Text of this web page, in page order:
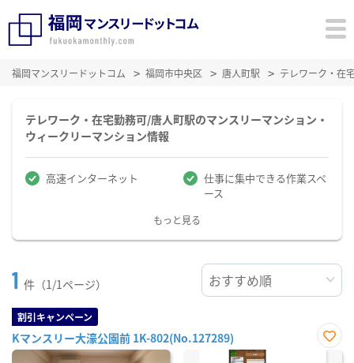
福岡マンスリードットコム 福岡市中央区 唐人町駅 テレワーク・在
テレワーク・在宅勤務可/唐人町駅のマンスリーマンション・
ウィークリーマンション情報
高速インターネット
仕事に集中できる作業スペ
ース
もっと見る
1 件（1/1ページ）
割引キャンペーン
Kマンスリー大濠公園前 1K-802(No.127289)
お気